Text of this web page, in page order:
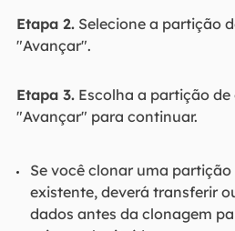
Etapa 2.Selecione a partição
"Avançar".
Etapa 3.Escolha a partição de
"Avançar" para continuar.
Se você clonar uma
existente, deverá transferir
dados antes da clonagem